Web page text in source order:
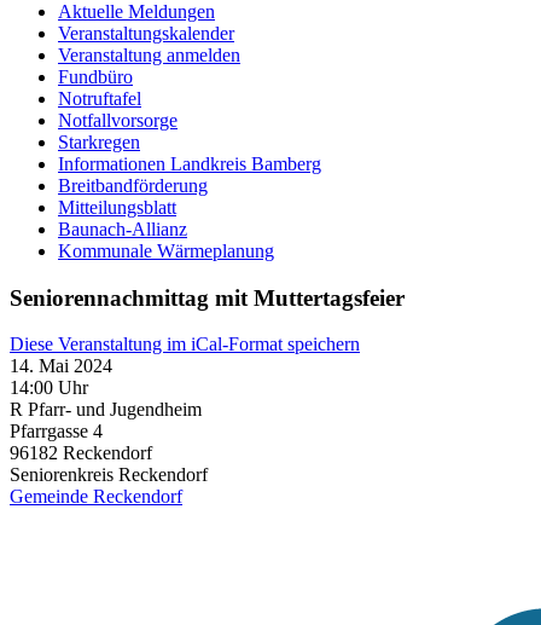
Aktuelle Meldungen
Veranstaltungskalender
Veranstaltung anmelden
Fundbüro
Notruftafel
Notfallvorsorge
Starkregen
Informationen Landkreis Bamberg
Breitbandförderung
Mitteilungsblatt
Baunach-Allianz
Kommunale Wärmeplanung
Seniorennachmittag mit Muttertagsfeier
Diese Veranstaltung im iCal-Format speichern
14. Mai 2024
14:00 Uhr
R Pfarr- und Jugendheim
Pfarrgasse 4
96182 Reckendorf
Seniorenkreis Reckendorf
Gemeinde Reckendorf